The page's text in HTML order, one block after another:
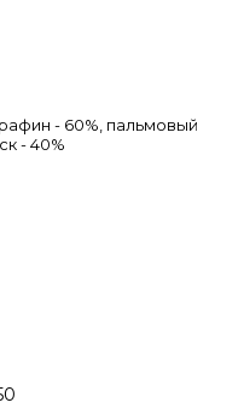
- 60%, пальмовый
- 40%